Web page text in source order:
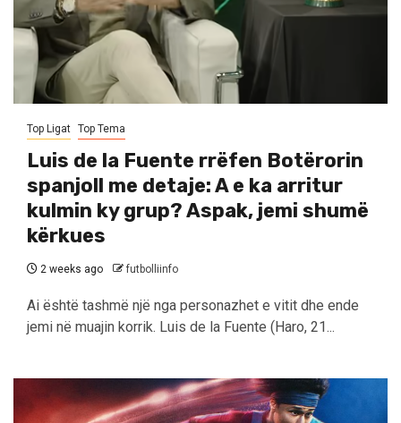
Top Ligat Top Tema
Luis de la Fuente rrëfen Botërorin
spanjoll me detaje: A e ka arritur
kulmin ky grup? Aspak, jemi shumë
kërkues
2 weeks ago futbolliinfo
Ai është tashmë një nga personazhet e vitit dhe ende
jemi në muajin korrik. Luis de la Fuente (Haro, 21...